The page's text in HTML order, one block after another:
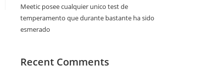
Meetic posee cualquier unico test de
temperamento que durante bastante ha sido
esmerado
Recent Comments